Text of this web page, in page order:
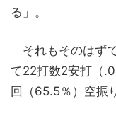
る」。
「それもそのはず
て22打数2安打（
回（65.5％）空振